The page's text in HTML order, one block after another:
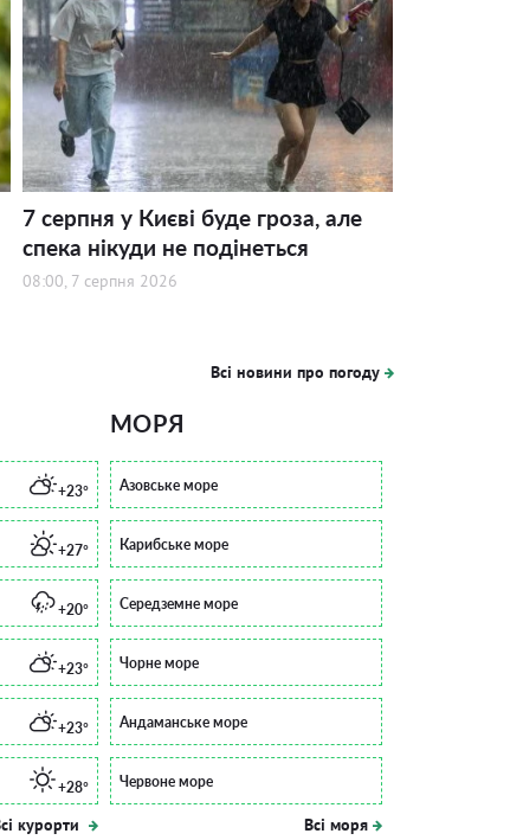
7 серпня у Києві буде гроза, але
спека нікуди не подінеться
08:00, 7 серпня 2026
Всі новини про погоду
+23°
+27°
+20°
+23°
+23°
+28°
курорти
МОРЯ
Азовське море
Карибське море
Середземне море
Чорне море
Андаманське море
Червоне море
Всі моря